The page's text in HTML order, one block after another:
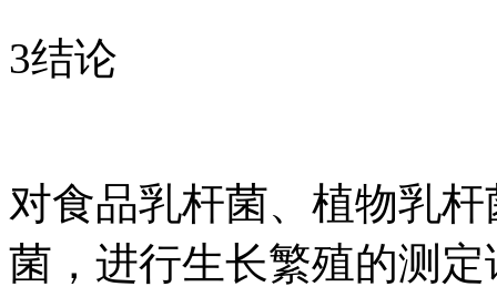
3结论
对食品乳杆菌、植物乳
菌，进行生长繁殖的测